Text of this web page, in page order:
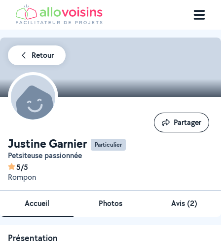
Retour
Justine Garnier Particulier
Petsiteuse passionnée
5/5
Rompon
Partager
Partager
Accueil Photos Avis (2)
Présentation